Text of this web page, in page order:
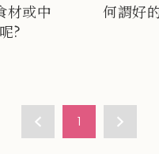
材或中
?
何謂好
1